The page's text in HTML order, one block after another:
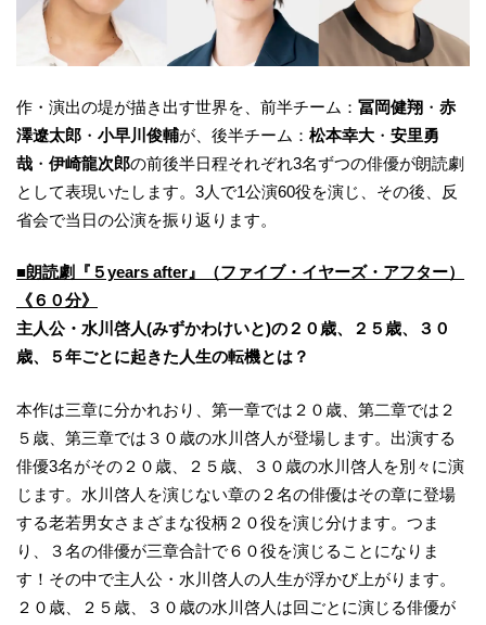
作・演出の堤が描き出す世界を、前半チーム： 冨岡健翔 ・ 赤
澤遼太郎 ・ 小早川俊輔が、後半チーム： 松本幸大 ・ 安里勇
哉 ・ 伊崎龍次郎の前後半日程それぞれ3名ずつの俳優が朗読劇
として表現いたします。3人で1公演60役を演じ、その後、反
省会で当日の公演を振り返ります。
■朗読劇『５years after』（ファイブ・イヤーズ・アフター）
《６０分》
主人公・水川啓人(みずかわけいと)の２０歳、２５歳、３０
歳、５年ごとに起きた人生の転機とは？
本作は三章に分かれおり、第一章では２０歳、第二章では２
５歳、第三章では３０歳の水川啓人が登場します。出演する
俳優3名がその２０歳、２５歳、３０歳の水川啓人を別々に演
じます。水川啓人を演じない章の２名の俳優はその章に登場
する老若男女さまざまな役柄２０役を演じ分けます。つま
り、３名の俳優が三章合計で６０役を演じることになりま
す！その中で主人公・水川啓人の人生が浮かび上がります。
２０歳、２５歳、３０歳の水川啓人は回ごとに演じる俳優が